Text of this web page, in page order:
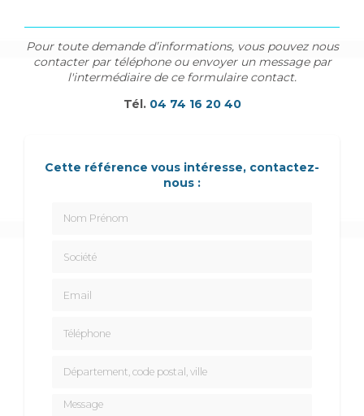
Pour toute demande d’informations, vous pouvez nous
contacter par téléphone ou envoyer un message par
l'intermédiaire de ce formulaire contact.
Tél. 04 74 16 20 40
Cette référence vous intéresse, contactez-
nous :
Message